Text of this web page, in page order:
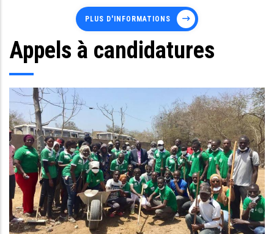
PLUS D'INFORMATIONS
Appels à candidatures